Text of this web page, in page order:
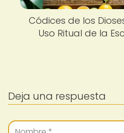
Códices de los
Uso Ritual de la
Deja una respuesta